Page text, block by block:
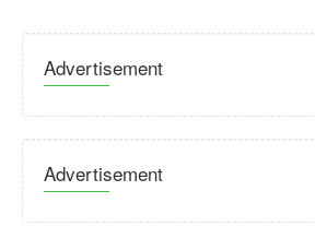
Advertisement
Advertisement